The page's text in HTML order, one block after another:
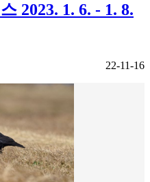
2023. 1. 6. - 1. 8.
22-11-16